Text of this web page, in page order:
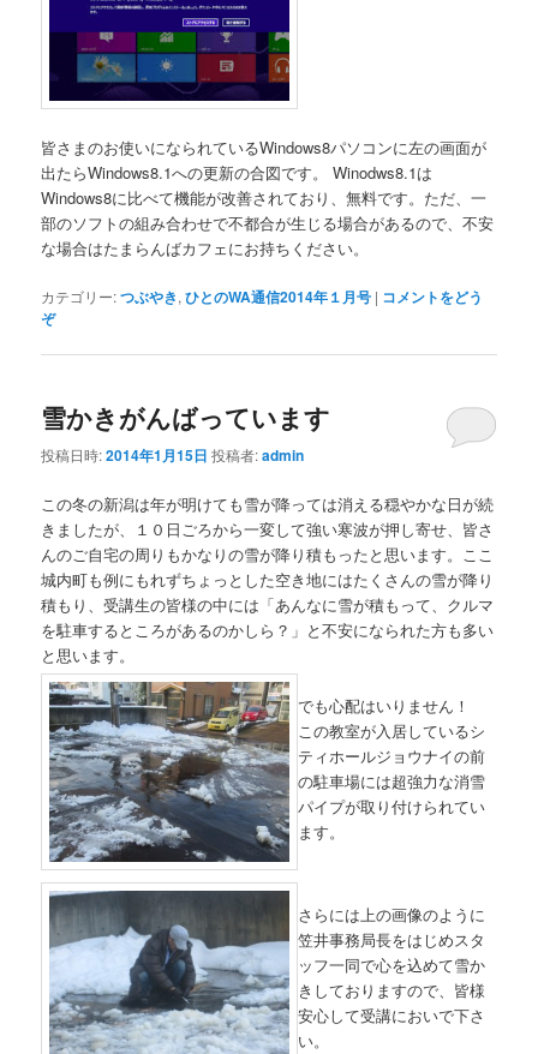
皆さまのお使いになられているWindows8パソコンに左の画面が
出たらWindows8.1への更新の合図です。 Winodws8.1は
Windows8に比べて機能が改善されており、無料です。ただ、一
部のソフトの組み合わせで不都合が生じる場合があるので、不安
な場合はたまらんばカフェにお持ちください。
カテゴリー:つぶやき,ひとのWA通信2014年１月号 | コメントをどう
ぞ
雪かきがんばっています
投稿日時:2014年1月15日 投稿者:admin
この冬の新潟は年が明けても雪が降っては消える穏やかな日が続
きましたが、１０日ごろから一変して強い寒波が押し寄せ、皆さ
んのご自宅の周りもかなりの雪が降り積もったと思います。ここ
城内町も例にもれずちょっとした空き地にはたくさんの雪が降り
積もり、受講生の皆様の中には「あんなに雪が積もって、クルマ
を駐車するところがあるのかしら？」と不安になられた方も多い
と思います。
でも心配はいりません！
この教室が入居しているシ
ティホールジョウナイの前
の駐車場には超強力な消雪
パイプが取り付けられてい
ます。
さらには上の画像のように
笠井事務局長をはじめスタ
ッフ一同で心を込めて雪か
きしておりますので、皆様
安心して受講においで下さ
い。